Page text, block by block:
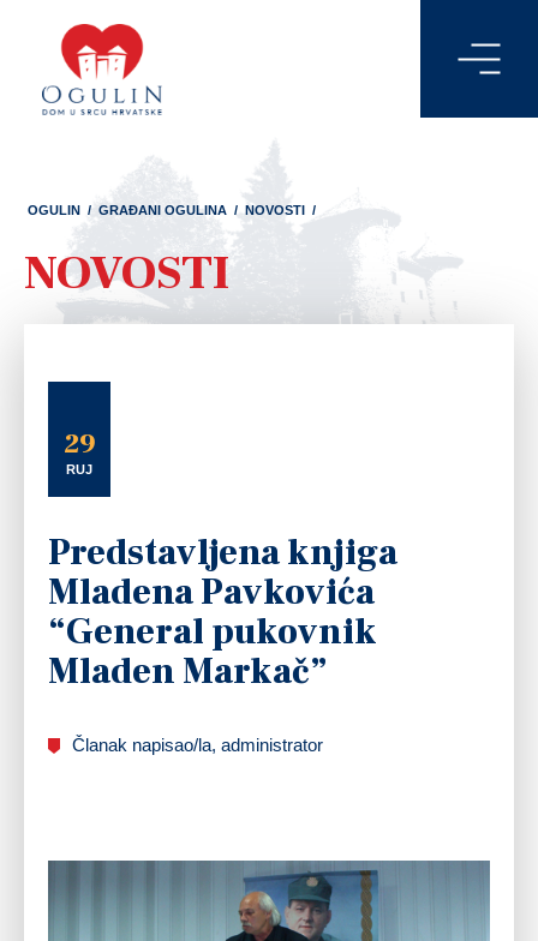
OGULIN / GRAĐANI OGULINA / NOVOSTI /
NOVOSTI
29
RUJ
Predstavljena knjiga
Mladena Pavkovića
“General pukovnik
Mladen Markač”
Članak napisao/la, administrator